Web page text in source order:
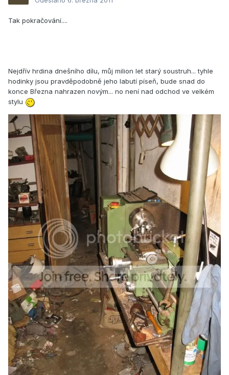
Tak pokračování....
Nejdřív hrdina dnešního dílu, můj milion let starý soustruh... tyhle
hodinky jsou pravděpodobně jeho labutí píseň, bude snad do
konce Března nahrazen novým... no není nad odchod ve velkém
stylu